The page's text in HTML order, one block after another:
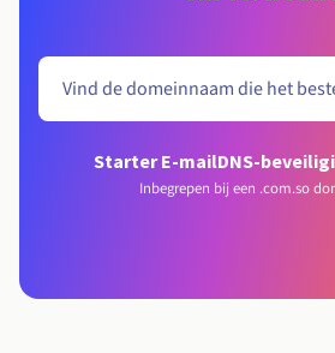
Starter E-mailDNS-
Inbegrepen bij een .com.so